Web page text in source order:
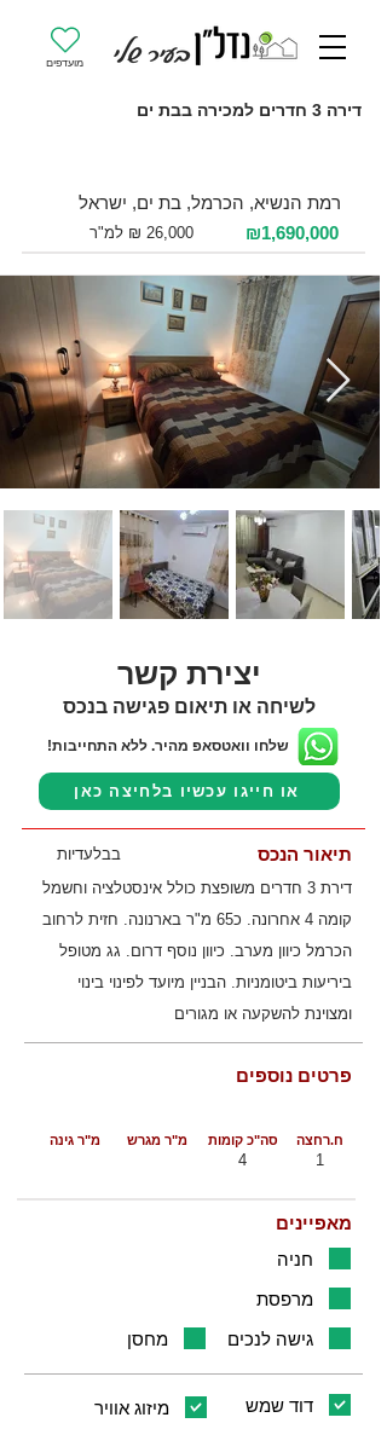
מועדפים
דירה 3 חדרים למכירה בבת ים
רמת הנשיא, הכרמל, בת ים, ישראל
₪1,690,000
יצירת קשר
לשיחה או תיאום פגישה בנכס
שלחו וואטסאפ מהיר. ללא התחייבות!
או חייגו עכשיו בלחיצה כאן
בבלעדיות תיאור הנכס
דירת 3 חדרים משופצת כולל אינסטלציה וחשמל
קומה 4 אחרונה. כ65 מ"ר בארנונה. חזית לרחוב
הכרמל כיוון מערב. כיוון נוסף דרום. גג מטופל
ביריעות ביטומניות. הבניין מיועד לפינוי בינוי
ומצוינת להשקעה או מגורים
פרטים נוספים
סה"כ קומות מ"ר גינה מ"ר מגרש ח.רחצה
4 1
מאפיינים
חניה
מרפסת
מחסן
גישה לנכים
מיזוג אוויר
דוד שמש